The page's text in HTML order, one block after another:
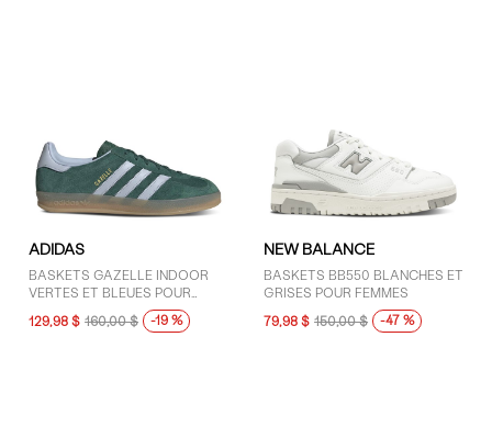
ADIDAS
BASKETS GAZELLE INDOOR
VERTES ET BLEUES POUR
FEMMES
129,98 $ 160,00 $ -19 %
NEW BALANCE
BASKETS BB550 BLANCHES ET
GRISES POUR FEMMES
79,98 $ 150,00 $ -47 %